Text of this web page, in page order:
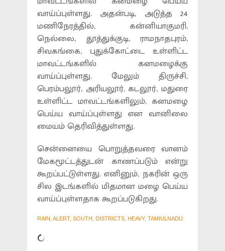
வாய்ப்புள்ளது. அதன்படி, அடுத்த 24
மணிநேரத்தில், கன்னியாகுமரி,
நெல்லை, தூத்துக்குடி, ராமநாதபுரம்,
சிவகங்கை, புதுக்கோட்டை உள்ளிட்ட
மாவட்டங்களில் கனமழைக்கு
வாய்ப்புள்ளது. மேலும் திருச்சி,
பெரம்பலூர், அரியலூர், கடலூர், மதுரை
உள்ளிட்ட மாவட்டங்களிலும், கனமழை
பெய்ய வாய்ப்புள்ளது என வானிலை
மையம் தெரிவித்துள்ளது.
சென்னையை பொறுத்தவரை வானம்
மேகமூட்டத்துடன் காணப்படும் என்று
கூறப்பட்டுள்ளது. எனினும், நகரின் ஒரு
சில இடங்களில் மிதமான மழை பெய்ய
வாய்ப்புள்ளதாக கூறப்படுகிறது.
RAIN, ALERT, SOUTH, DISTRICTS, HEAVY, TAMIULNADU